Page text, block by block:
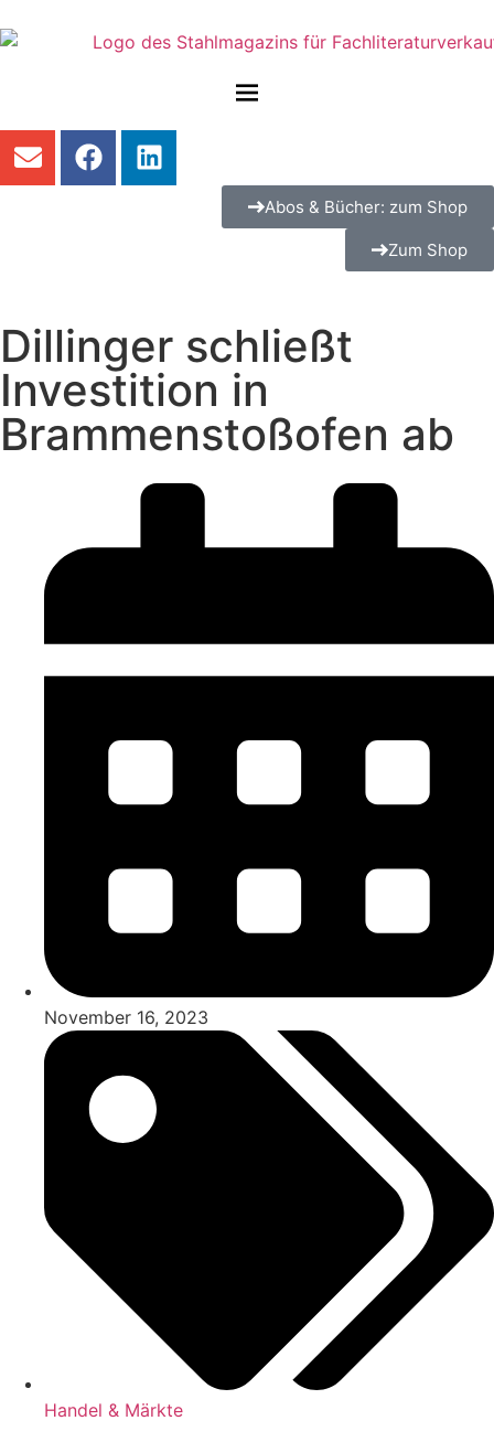
Abos & Bücher: zum Shop
Zum Shop
Dillinger schließt
Investition in
Brammenstoßofen ab
November 16, 2023
Handel & Märkte